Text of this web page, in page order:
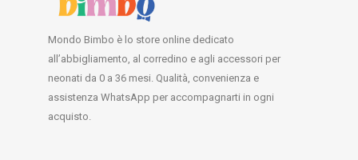
Mondo Bimbo è lo store online dedicato
all’abbigliamento, al corredino e agli accessori per
neonati da 0 a 36 mesi. Qualità, convenienza e
assistenza WhatsApp per accompagnarti in ogni
acquisto.